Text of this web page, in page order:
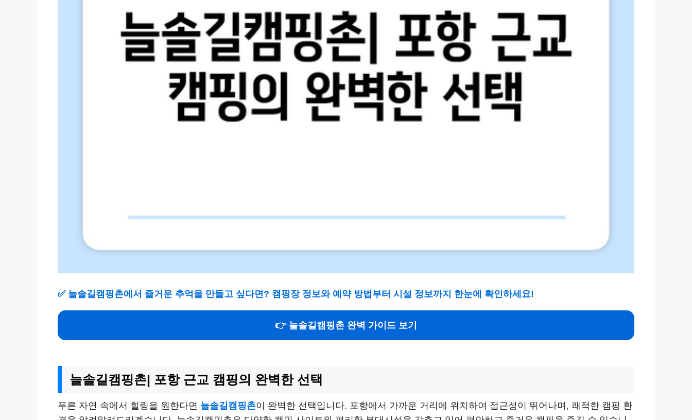
✅ 늘솔길캠핑촌에서 즐거운 추억을 만들고 싶다면? 캠핑장 정보와 예약 방법부터 시설 정보까지 한눈에 확인하세요!
👉 늘솔길캠핑촌 완벽 가이드 보기
늘솔길캠핑촌| 포항 근교 캠핑의 완벽한 선택
푸른 자연 속에서 힐링을 원한다면 늘솔길캠핑촌이 완벽한 선택입니다. 포항에서 가까운 거리에 위치하여 접근성이 뛰어나며, 쾌적한 캠핑 환